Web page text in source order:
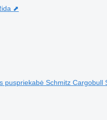
⬈
puspriekabė Schmitz Cargobull